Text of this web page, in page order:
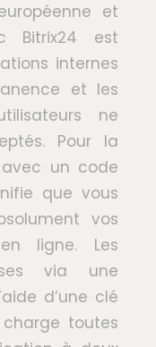
et
Bitrix24 est
internes
et les
ne
Pour la
un code
que vous
vos
ligne. Les
via une
d’une clé
toutes